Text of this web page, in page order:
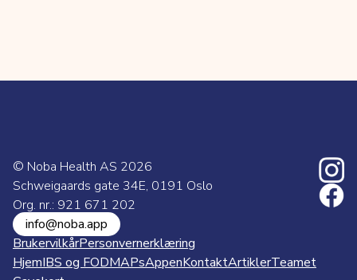
© Noba Health AS 2026
Schweigaards gate 34E, 0191 Oslo
Org. nr.: 921 671 202
info@noba.app
BrukervilkårPersonvernerklæring
HjemIBS og FODMAPsAppenKontaktArtiklerTeamet